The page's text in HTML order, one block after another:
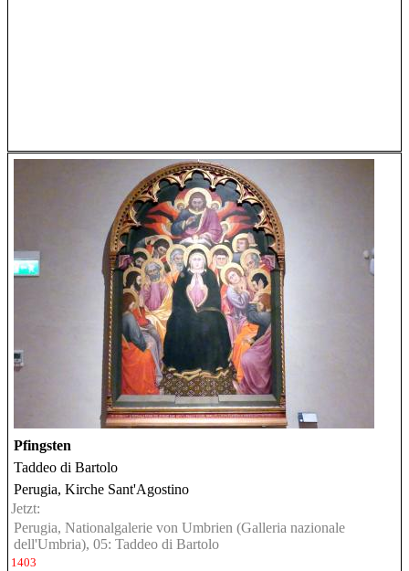
Pfingsten
Taddeo di Bartolo
Perugia, Kirche Sant'Agostino
Jetzt:
Perugia, Nationalgalerie von Umbrien (Galleria nazionale
dell'Umbria), 05: Taddeo di Bartolo
1403